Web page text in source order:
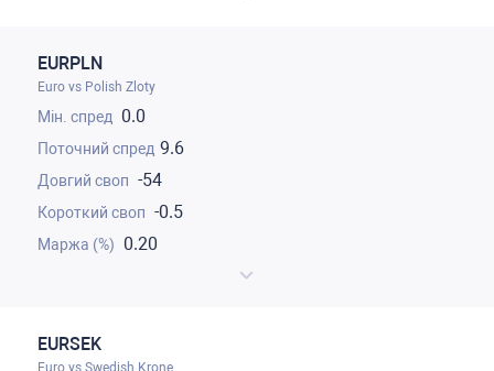
EURPLN
Euro vs Polish Zloty
0.0
9.6
-54
-0.5
0.20
EURSEK
Euro vs Swedish Krone